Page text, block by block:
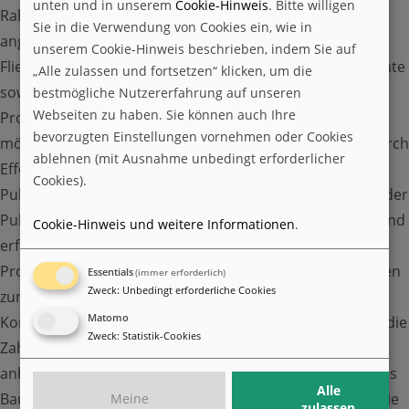
Rahmen dieses Vorhabens wurden folgende Verfahren
angewendet: nasschemische Analyse, REM/EDX,
Fließfähigkeitsanalyse, Korngrößenverteilung, Schüttdichte
sowie Feuchtigkeitsanalyse. Diese wurden in der
Projektlaufzeit insgesamt dreimal durchgeführt, um
mögliche Veränderungen des Pulvers, beispielsweise durch
Effekte des LPBF-Prozesses oder bei der
Pulveraufbereitung, zu untersuchen. Veränderungen in der
Pulverqualität wurden dabei nicht detektiert. Anschließend
erfolgte die Entwicklung und Optimierung der LPBF-
Prozessparameter. Die Zielgrößen der Optimierung waren
zunächst relative Dichte, Fehlstellenverteilung und
Konturgenauigkeit, welche die Haupteinflussgrößen auf die
Zahnfußtragfähigkeit darstellen. Die Parameter wurden
anhand von Prüfquadern verifiziert. Nach der Analyse des
Bauteilverzuges der Verzahnungen wurde in Bezug auf die
Veranstaltungen
Toggle Submenu
BEARING WORLD
CWD-DSEC
NEXTLUB
Informationstagung
unten und in unseremCookie-Hinweis. Bitte willigen
Sie in die Verwendung von Cookies ein, wie in
unserem Cookie-Hinweis beschrieben, indem Sie auf
„Alle zulassen und fortsetzen“ klicken, um die
bestmögliche Nutzererfahrung auf unseren
Webseiten zu haben. Sie können auch Ihre
bevorzugten Einstellungen vornehmen oder Cookies
ablehnen (mit Ausnahme unbedingt erforderlicher
Cookies).
Cookie-Hinweis und weitere Informationen.
Essentials(immer erforderlich)
Zweck: Unbedingt erforderliche Cookies
Matomo
Zweck: Statistik-Cookies
Meine
Alle